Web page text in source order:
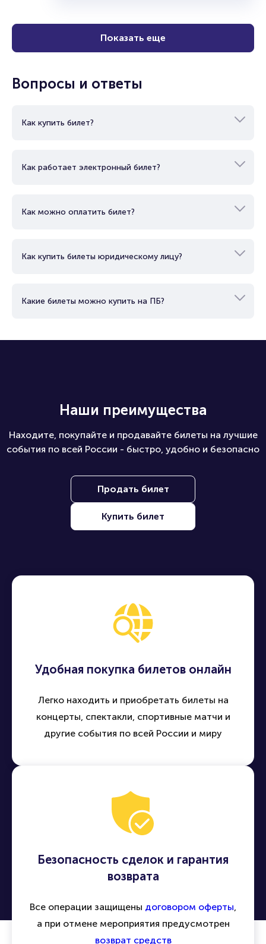
Показать еще
Вопросы и ответы
Как купить билет?
Как работает электронный билет?
Как можно оплатить билет?
Как купить билеты юридическому лицу?
Какие билеты можно купить на ПБ?
Наши преимущества
Находите, покупайте и продавайте билеты на лучшие
события по всей России - быстро, удобно и безопасно
Продать билет
Купить билет
Удобная покупка билетов онлайн
Легко находить и приобретать билеты на
концерты, спектакли, спортивные матчи и
другие события по всей России и миру
Безопасность сделок и гарантия
возврата
Все операции защищены договором оферты,
а при отмене мероприятия предусмотрен
возврат средств